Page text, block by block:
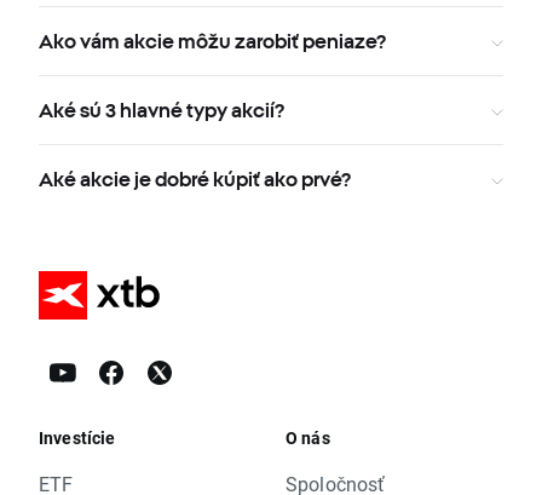
Ako vám akcie môžu zarobiť peniaze?
Aké sú 3 hlavné typy akcií?
Aké akcie je dobré kúpiť ako prvé?
Investície
ETF
O nás
Spoločnosť